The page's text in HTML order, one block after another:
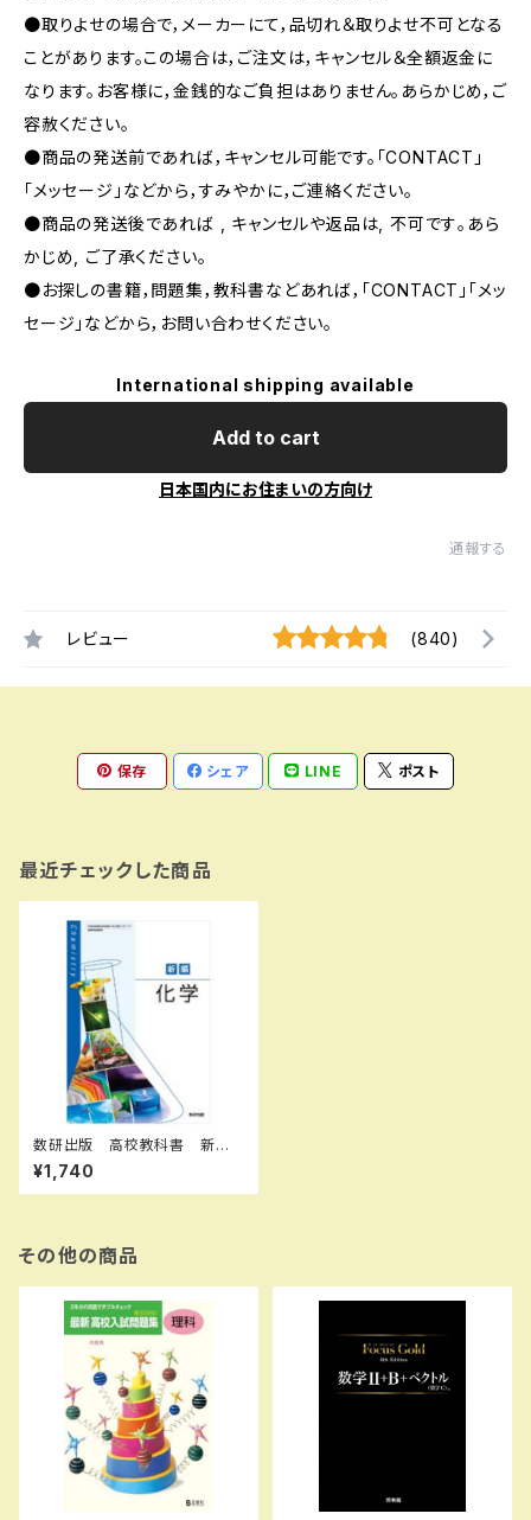
●取りよせの場合で，メーカーにて，品切れ＆取りよせ不可となる
ことがあります。この場合は，ご注文は，キャンセル＆全額返金に
なります。お客様に，金銭的なご負担はありません。あらかじめ，ご
容赦ください。
●商品の発送前であれば，キャンセル可能です。「CONTACT」
「メッセージ」などから，すみやかに，ご連絡ください。
●商品の発送後であれば , キャンセルや返品は, 不可です｡あら
かじめ, ご了承ください｡
●お探しの書籍，問題集，教科書などあれば，「CONTACT」「メッ
セージ」などから，お問い合わせください。
International shipping available
Add to cart
日本国内にお住まいの方向け
通報する
レビュー (840)
保存 シェア LINE ポスト
最近チェックした商品
数研出版 高校教科書 新
編 化学 ［教番：化学707］
新品 ISBN：97844108114
25 ISBN-10：B0D6PJC2ZS
¥1,740
その他の商品